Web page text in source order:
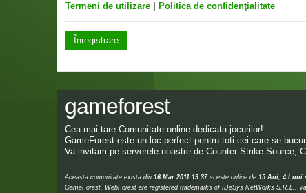
Termeni de utilizare Politica de confidenţialitate
Înregistrare
gameforest
Cea mai tare Comunitate online dedicata jocurilor!
GameForest este un loc perfect pentru toti cei care se
Va invitam pe serverele noastre de Counter-Strike Source,
Aceasta comunitate exista din 16 Mar 2011 19:37si este online de 15 Ani, 4 Luni
GameForest, WebForest are registered trademarks of IDeSys NetWorks S.R.L.,